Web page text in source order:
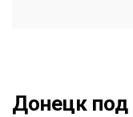
Донецк